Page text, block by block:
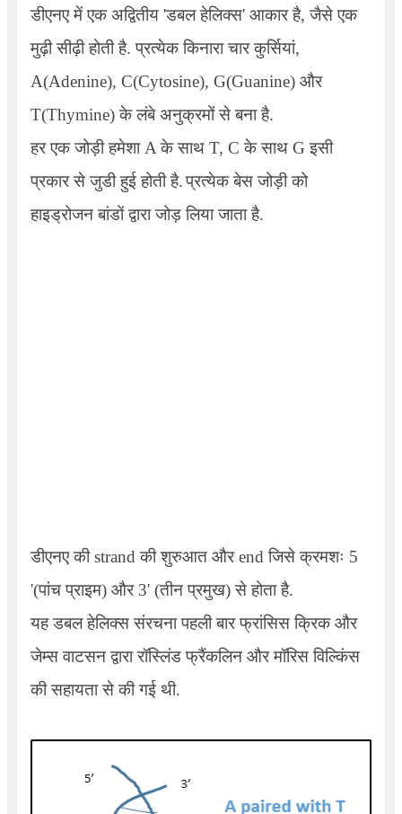
डीएनए में एक अद्वितीय 'डबल हेलिक्स' आकार है,जैसे एक
मुढ़ी सीढ़ी होती है. प्रत्येक किनारा चार कुर्सियां,
A(Adenine), C(Cytosine), G(Guanine) और
T(Thymine)के लंबे अनुक्रमों से बना है.
हर एक जोड़ी हमेशाAके साथ T, Cके साथ G इसी
प्रकार से जुडी हुई होती है.प्रत्येक बेस जोड़ी को
हाइड्रोजन बांडों द्वारा जोड़ लिया जाता है.
डीएनए कीstrandकी शुरुआत औरendजिसे क्रमशः 5
'(पांच प्राइम) और 3' (तीन प्रमुख) से होता है.
यह डबल हेलिक्स संरचना पहली बार फ्रांसिस क्रिक और
जेम्स वाटसन द्वारा रॉस्लिंड फ्रैंकलिन और मॉरिस विल्किंस
की सहायता से की गई थी.